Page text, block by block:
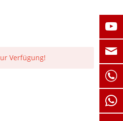
Verfügung!